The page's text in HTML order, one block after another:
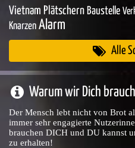
Vietnam Plätschern Baustelle
Knarzen Alarm
Alle
Warum wir Dich
Der Mensch lebt nicht von Brot
immer sehr engagierte
brauchen DICH und DU kannst
zu erhalten!